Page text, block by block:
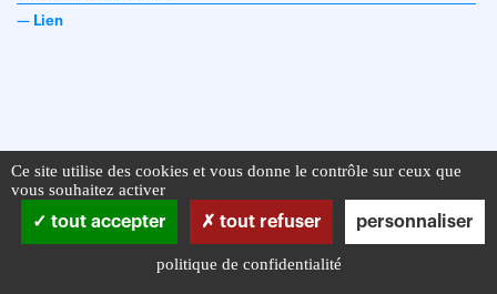
— Lien
Ce site utilise des cookies et vous donne le contrôle sur ceux que
vous souhaitez activer
tout accepter
tout refuser personnaliser
politique de confidentialité